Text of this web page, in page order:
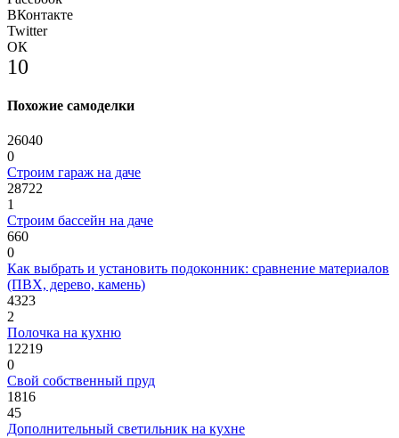
ВКонтакте
Twitter
ОК
10
Похожие самоделки
26040
0
Строим гараж на даче
28722
1
Строим бассейн на даче
660
0
Как выбрать и установить подоконник: сравнение материалов
(ПВХ, дерево, камень)
4323
2
Полочка на кухню
12219
0
Свой собственный пруд
1816
45
Дополнительный светильник на кухне